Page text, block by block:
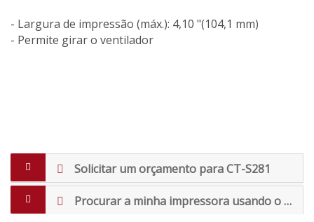
- Largura de impressão (máx.): 4,10 "(104,1 mm)
- Permite girar o ventilador
Solicitar um orçamento para CT-S281
Procurar a minha impressora usando o assistente virtual